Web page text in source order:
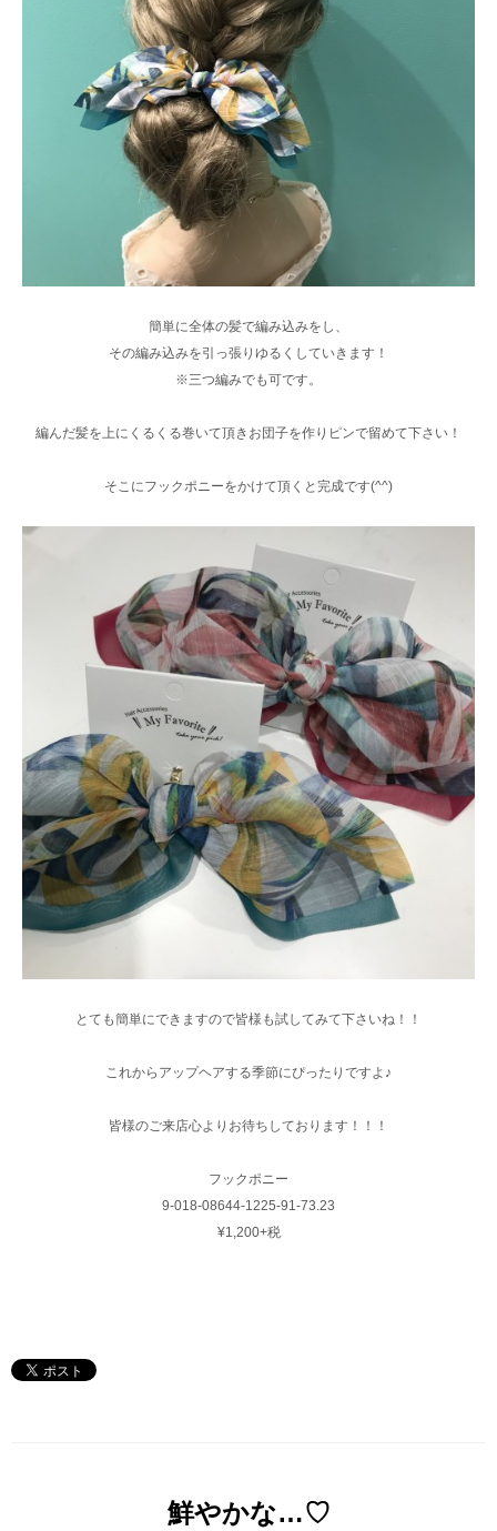
簡単に全体の髪で編み込みをし、
その編み込みを引っ張りゆるくしていきます！
※三つ編みでも可です。
編んだ髪を上にくるくる巻いて頂きお団子を作りピンで留めて下さい！
そこにフックポニーをかけて頂くと完成です(^^)
とても簡単にできますので皆様も試してみて下さいね！！
これからアップヘアする季節にぴったりですよ♪
皆様のご来店心よりお待ちしております！！！
フックポニー
9-018-08644-1225-91-73.23
¥1,200+税
鮮やかな…♡